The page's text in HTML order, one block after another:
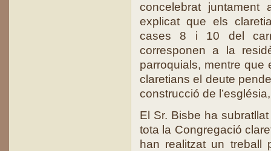
concelebrat juntament
explicat que els
cases 8 i 10 del
corresponen a la
parroquials, mentre que
claretians el deute
construcció de
El Sr. Bisbe ha
tota la Congregació
han realitzat un